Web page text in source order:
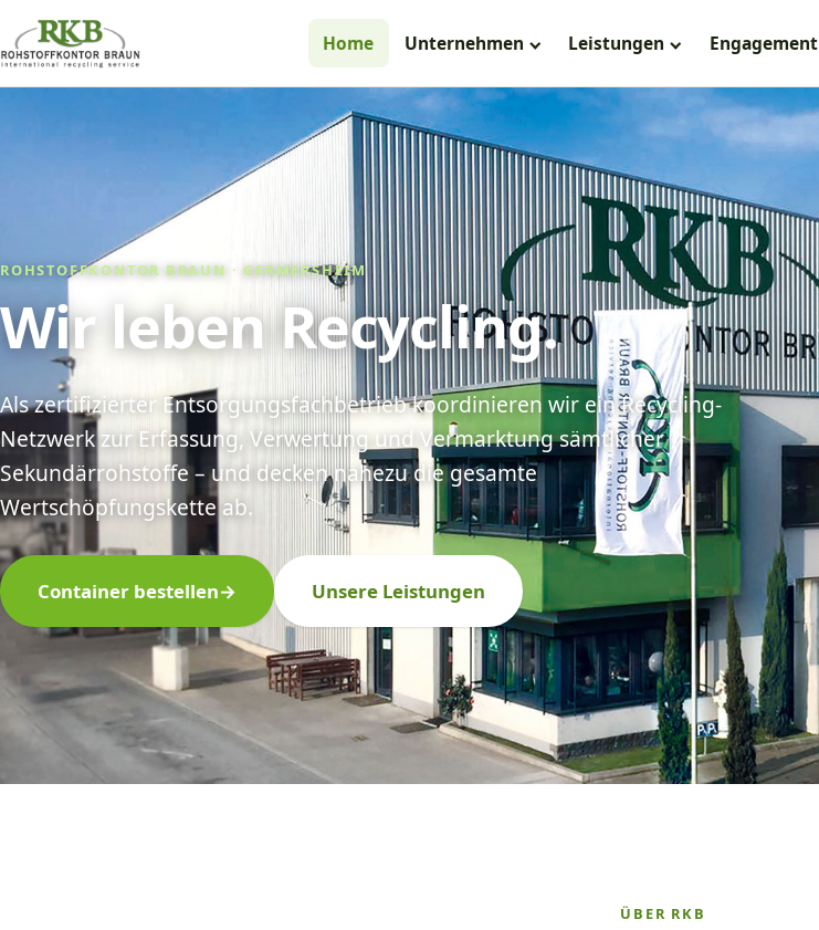
Home Unternehmen Leistungen Engagement
ROHSTOFFKONTOR BRAUN · GERMERSHEIM
Wir leben Recycling.
Als zertifizierter Entsorgungsfachbetrieb koordinieren wir ein Recycling-
Netzwerk zur Erfassung, Verwertung und Vermarktung sämtlicher
Sekundärrohstoffe – und decken nahezu die gesamte
Wertschöpfungskette ab.
Container bestellen→ Unsere Leistungen
ÜBER RKB